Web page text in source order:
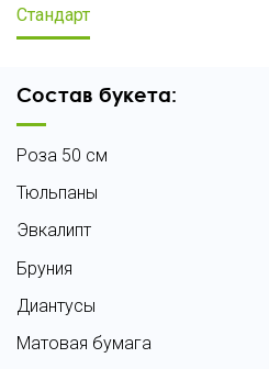
Стандарт
Состав букета:
Роза 50 см
Тюльпаны
Эвкалипт
Бруния
Диантусы
Матовая бумага